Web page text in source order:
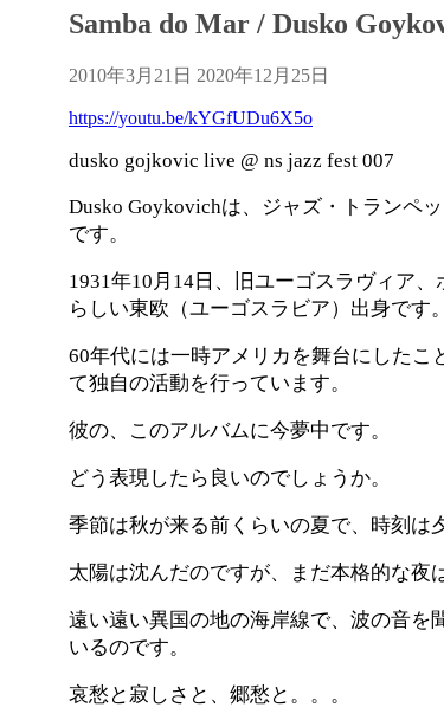
Samba do Mar / Dusko
2010年3月21日 2020年12月25日
https://youtu.be/kYGfUDu6X5o
dusko gojkovic live @ ns jazz fest 007
Dusko Goykovichは、ジャズ・トランペ
です。
1931年10月14日、旧ユーゴスラヴィア
らしい東欧（ユーゴスラビア）出身です。
60年代には一時アメリカを舞台にしたこ
て独自の活動を行っています。
彼の、このアルバムに今夢中です。
どう表現したら良いのでしょうか。
季節は秋が来る前くらいの夏で、時刻は
太陽は沈んだのですが、まだ本格的な夜
遠い遠い異国の地の海岸線で、波の音を
いるのです。
哀愁と寂しさと、郷愁と。。。